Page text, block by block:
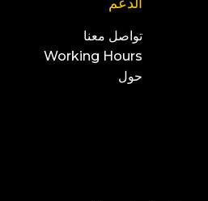
تواصل معنا
Working Hours
حول